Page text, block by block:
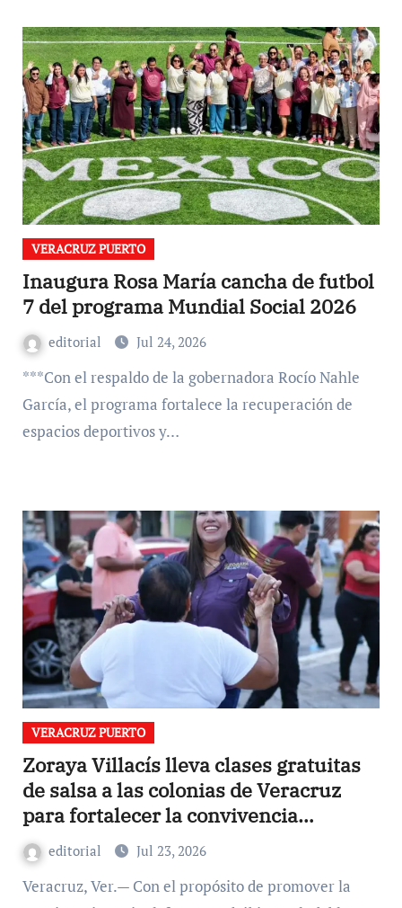
VERACRUZ PUERTO
Inaugura Rosa María cancha de futbol
7 del programa Mundial Social 2026
editorial Jul 24, 2026
***Con el respaldo de la gobernadora Rocío Nahle
García, el programa fortalece la recuperación de
espacios deportivos y…
VERACRUZ PUERTO
Zoraya Villacís lleva clases gratuitas
de salsa a las colonias de Veracruz
para fortalecer la convivencia
comunitaria
editorial Jul 23, 2026
Veracruz, Ver.— Con el propósito de promover la